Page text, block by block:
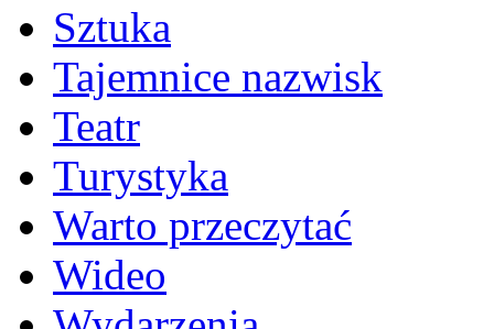
Sztuka
Tajemnice nazwisk
Teatr
Turystyka
Warto przeczytać
Wideo